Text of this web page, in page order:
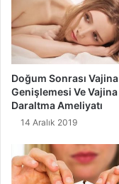
Doğum Sonrası Vajina
Genişlemesi Ve Vajina
Daraltma Ameliyatı
14 Aralık 2019